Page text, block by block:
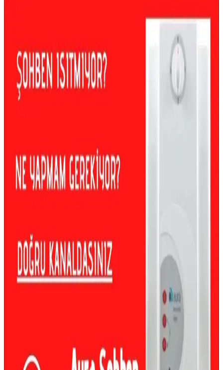
Dayanıklılık ve Koruma Yöntemleri
Anot çubuğu, su ısıtıcılarının iç yüzeyini korozyondan koruyan
kritik bir parçadır. Düzenli kontrol ve değişim, tank ömrünü uzatır
ve performansı artırır.
Su Isıtıcılarında Mineral Birikimi ve Etkili Bakım
Yöntemleriyle Performans Artırma
Su ısıtıcılarında mineral birikimi cihaz performansını düşürür ve
Su Isıtıcılarında Yanlış Havalandırma Sorunları ve
Güvenli Çözüm Yöntemleri
Gazlı su ısıtıcılarında yanlış havalandırma karbon monoksit
zehirlenmesine yol açabilir. Doğru montaj, uygun malzeme
Stilevs Akarsu Anı Su Isıtıcısı, hızlı ısınma, dayanıklı malzeme ve
ücretsiz kurulum ile günlük sıcak su ihtiyacını karşılayan ideal bir
elektrikli cihazdır.
Su Isıtıcısında Gürültü ve Arızaların Nedenleri ile
Su ısıtıcısındaki gürültüler genellikle iç sızıntı ve basınç
sorunlarından kaynaklanır. Bu durum cihazın yaşlanmasıyla artar ve
Su Isıtıcısı Sızıntısı Durumunda Basınç Tahliye Valfi
ve Güvenlik Önlemleri